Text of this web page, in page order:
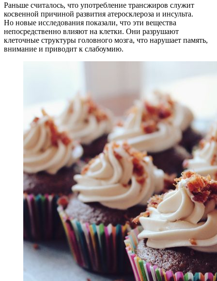
Раньше считалось, что употребление трансжиров служит
косвенной причиной развития атеросклероза и инсульта.
Но новые исследования показали, что эти вещества
непосредственно влияют на клетки. Они разрушают
клеточные структуры головного мозга, что нарушает память,
внимание и приводит к слабоумию.